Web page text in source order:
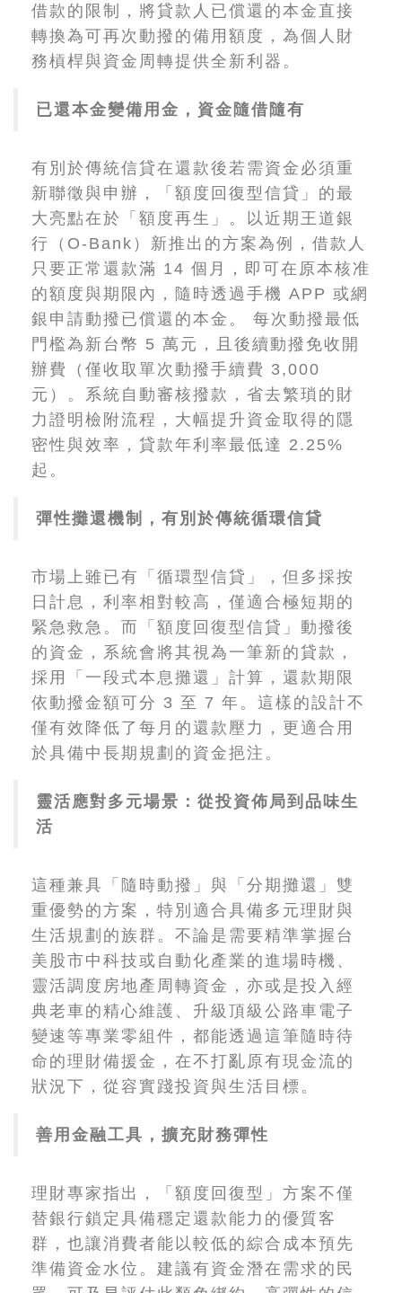
借款的限制，將貸款人已償還的本金直接
轉換為可再次動撥的備用額度，為個人財
務槓桿與資金周轉提供全新利器。
已還本金變備用金，資金隨借隨有
有別於傳統信貸在還款後若需資金必須重
新聯徵與申辦，「額度回復型信貸」的最
大亮點在於「額度再生」。以近期王道銀
行（O-Bank）新推出的方案為例，借款人
只要正常還款滿 14 個月，即可在原本核准
的額度與期限內，隨時透過手機 APP 或網
銀申請動撥已償還的本金。 每次動撥最低
門檻為新台幣 5 萬元，且後續動撥免收開
辦費（僅收取單次動撥手續費 3,000
元）。系統自動審核撥款，省去繁瑣的財
力證明檢附流程，大幅提升資金取得的隱
密性與效率，貸款年利率最低達 2.25%
起。
彈性攤還機制，有別於傳統循環信貸
市場上雖已有「循環型信貸」，但多採按
日計息，利率相對較高，僅適合極短期的
緊急救急。而「額度回復型信貸」動撥後
的資金，系統會將其視為一筆新的貸款，
採用「一段式本息攤還」計算，還款期限
依動撥金額可分 3 至 7 年。這樣的設計不
僅有效降低了每月的還款壓力，更適合用
於具備中長期規劃的資金挹注。
靈活應對多元場景：從投資佈局到品味生
活
這種兼具「隨時動撥」與「分期攤還」雙
重優勢的方案，特別適合具備多元理財與
生活規劃的族群。不論是需要精準掌握台
美股市中科技或自動化產業的進場時機、
靈活調度房地產周轉資金，亦或是投入經
典老車的精心維護、升級頂級公路車電子
變速等專業零組件，都能透過這筆隨時待
命的理財備援金，在不打亂原有現金流的
狀況下，從容實踐投資與生活目標。
善用金融工具，擴充財務彈性
理財專家指出，「額度回復型」方案不僅
替銀行鎖定具備穩定還款能力的優質客
群，也讓消費者能以較低的綜合成本預先
準備資金水位。建議有資金潛在需求的民